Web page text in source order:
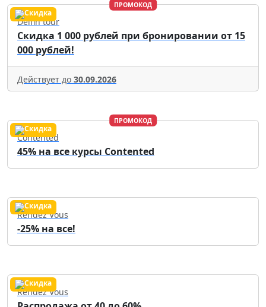
ПРОМОКОД
Delfin tour
Скидка 1 000 рублей при бронировании от 15
000 рублей!
Действует до 30.09.2026
ПРОМОКОД
Contented
45% на все курсы Contented
Rendez Vous
-25% на все!
Rendez Vous